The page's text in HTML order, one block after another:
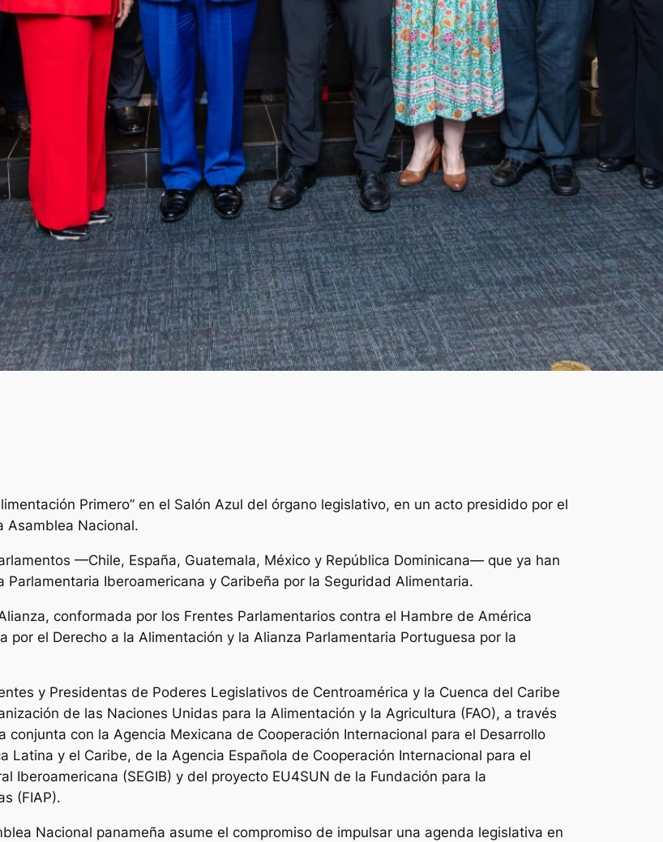
Primero” en el Salón Azul del órgano legislativo, en un acto presidido por el
Asamblea Nacional.
—Chile, España, Guatemala, México y República Dominicana— que ya han
Iberoamericana y Caribeña por la Seguridad Alimentaria.
conformada por los Frentes Parlamentarios contra el Hambre de América
por el Derecho a la Alimentación y la Alianza Parlamentaria Portuguesa por la
y Presidentas de Poderes Legislativos de Centroamérica y la Cuenca del Caribe
de las Naciones Unidas para la Alimentación y la Agricultura (FAO), a través
con la Agencia Mexicana de Cooperación Internacional para el Desarrollo
Latina y el Caribe, de la Agencia Española de Cooperación Internacional para el
Iberoamericana (SEGIB) y del proyecto EU4SUN de la Fundación para la
(FIAP).
Nacional panameña asume el compromiso de impulsar una agenda legislativa en